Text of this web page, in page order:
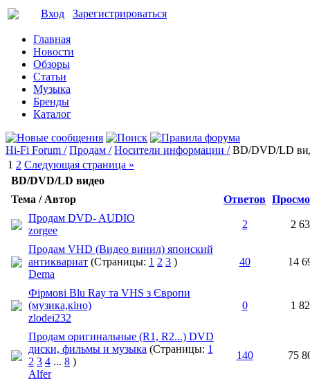
Вход Зарегистрироваться
Главная
Новости
Обзоры
Статьи
Музыка
Бренды
Каталог
Hi-Fi Forum / Продам / Носители информации / BD/DVD/LD
1 2 Следующая страница »
BD/DVD/LD видео
Тема / Автор
Ответов
Продам DVD- AUDIO
zorgee
2 2
Продам VHD (Видео винил) японский
антиквариат (Страницы: 1 2 3 )
Dema
40 14
Фірмові Blu Ray та VHS з Європи
(музика,кіно)
zlodei232
0 1
Продам оригинальные (R1, R2...) DVD
диски, фильмы и музыка (Страницы: 1
2 3 4 ... 8 )
Alfer
140 75